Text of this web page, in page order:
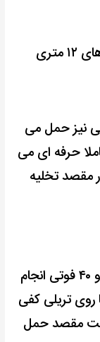
نیز حمل می
حرفه ای می
مقصد تخلیه
بسیاری از سرویس ها با کانتینر های ۲۰ و ۴۰ فوتی انجام
روی تریلی کفی
مقصد حمل